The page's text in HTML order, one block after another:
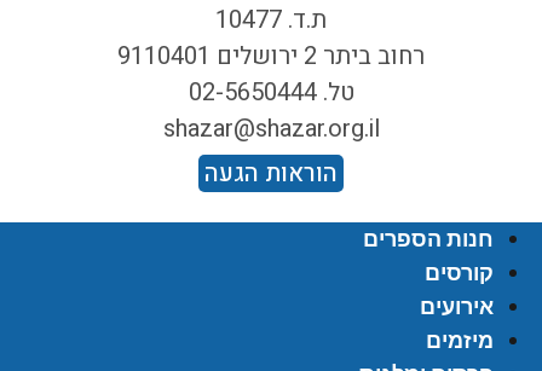
ת.ד. 10477
רחוב ביתר 2 ירושלים 9110401
טל. 02-5650444
shazar@shazar.org.il
הוראות הגעה
חנות הספרים
קורסים
אירועים
מיזמים